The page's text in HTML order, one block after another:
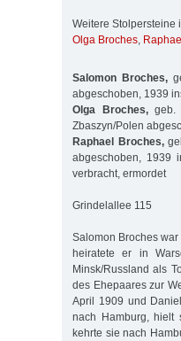
Weitere Stolpersteine
Olga Broches,
Salomon Broches,
abgeschoben, 1939
Olga Broches,geb.
Zbaszyn/Polen
Raphael Broches,
abgeschoben, 1939
verbracht, ermordet
Grindelallee 115
Salomon Broches
heiratete er in
Minsk/Russland als
des Ehepaares zur
April 1909 und
nach Hamburg, hielt
kehrte sie nach